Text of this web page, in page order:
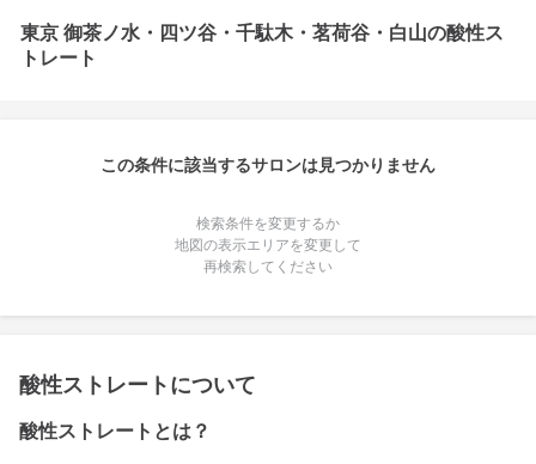
東京 御茶ノ水・四ツ谷・千駄木・茗荷谷・白山の酸性ス
トレート
この条件に該当するサロンは見つかりません
検索条件を変更するか
地図の表示エリアを変更して
再検索してください
酸性ストレートについて
酸性ストレートとは？